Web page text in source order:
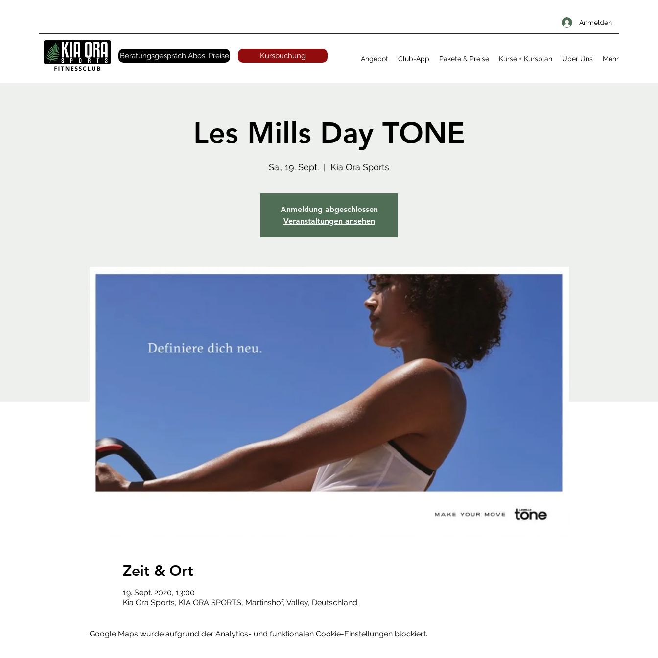
Anmelden
Beratungsgespräch Abos, Preise Kursbuchung Angebot Club-App Pakete & Preise Kurse + Kursplan Über Uns Mehr
Les Mills Day TONE
Sa., 19. Sept. Kia Ora Sports
Anmeldung abgeschlossen
Veranstaltungen ansehen
Zeit & Ort
19. Sept. 2020, 13:00
Kia Ora Sports, KIA ORA SPORTS, Martinshof, Valley, Deutschland
Google Maps wurde aufgrund der Analytics- und funktionalen Cookie-Einstellungen blockiert.